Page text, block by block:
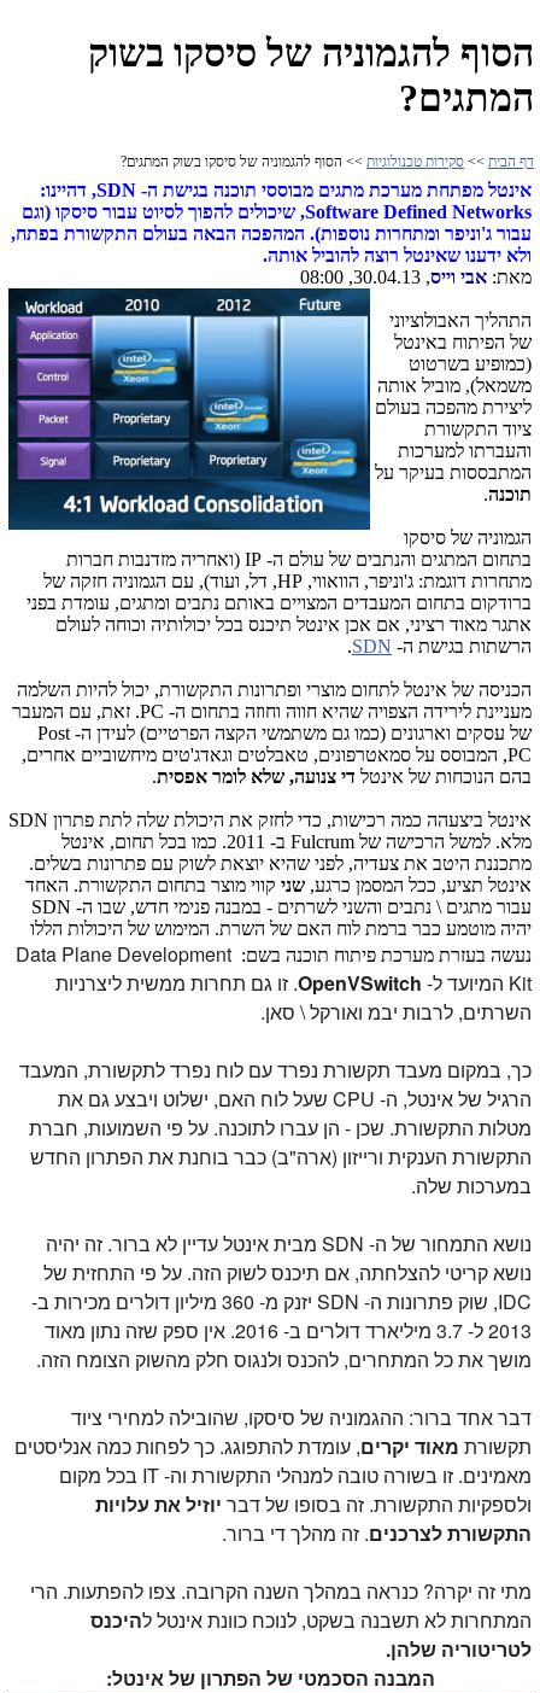
הסוף להגמוניה של סיסקו בשוק
המתגים?
דף הבית >> סקירות טכנולוגיות >> הסוף להגמוניה של סיסקו בשוק המתגים?
אינטל מפתחת מערכת מתגים מבוססי תוכנה בגישת ה- SDN, דהיינו:
Software Defined Networks, שיכולים להפוך לסיוט עבור סיסקו (וגם
עבור ג'וניפר ומתחרות נוספות). המהפכה הבאה בעולם התקשורת בפתח,
ולא ידענו שאינטל רוצה להוביל אותה.
מאת: אבי וייס, 30.04.13, 08:00
התהליך האבולוציוני
של הפיתוח באינטל
(כמופיע בשרטוט
משמאל), מוביל אותה
ליצירת מהפכה בעולם
ציוד התקשורת
והעברתו למערכות
המתבססות בעיקר על
תוכנה.
הגמוניה של סיסקו
בתחום המתגים והנתבים של עולם ה- IP (ואחריה מזדנבות חברות
מתחרות דוגמת: ג'וניפר, הוואווי, HP, דל, ועוד), עם הגמוניה חזקה של
ברודקום בתחום המעבדים המצויים באותם נתבים ומתגים, עומדת בפני
אתגר מאוד רציני, אם אכן אינטל תיכנס בכל יכולותיה וכוחה לעולם
הרשתות בגישת ה- SDN
.
הכניסה של אינטל לתחום מוצרי ופתרונות התקשורת, יכול להיות השלמה
מעניינת לירידה הצפויה שהיא חווה וחוזה בתחום ה- PC. זאת, עם המעבר
של עסקים וארגונים (כמו גם משתמשי הקצה הפרטיים) לעידן ה- Post
PC, המבוסס על סמאטרפונים, טאבלטים וגאדג'טים מיחשוביים אחרים,
בהם הנוכחות של אינטל די צנועה, שלא לומר אפסית.
אינטל ביצעהה כמה רכישות, כדי לחזק את היכולת שלה לתת פתרון SDN
מלא. למשל הרכישה של Fulcrum ב- 2011. כמו בכל תחום, אינטל
מתכננת היטב את צעדיה, לפני שהיא יוצאת לשוק עם פתרונות בשלים.
אינטל תציע, ככל המסמן כרגע, שני קווי מוצר בתחום התקשורת. האחד
עבור מתגים \ נתבים והשני לשרתים - במבנה פנימי חדש, שבו ה- SDN
יהיה מוטמע כבר ברמת לוח האם של השרת. המימוש של היכולות הללו
נעשה בעזרת מערכת פיתוח תוכנה בשם: Data Plane Development
Kit המיועד ל-
OpenVSwitch. זו גם תחרות ממשית ליצרניות
השרתים, לרבות יבמ ואורקל \ סאן.
כך, במקום מעבד תקשורת נפרד עם לוח נפרד לתקשורת, המעבד
הרגיל של אינטל, ה- CPU שעל לוח האם, ישלוט ויבצע גם את
מטלות התקשורת. שכן - הן עברו לתוכנה. על פי השמועות, חברת
התקשורת הענקית ורייזון (ארה"ב) כבר בוחנת את הפתרון החדש
במערכות שלה.
נושא התמחור של ה- SDN מבית אינטל עדיין לא ברור. זה יהיה
נושא קריטי להצלחתה, אם תיכנס לשוק הזה. על פי התחזית של
IDC, שוק פתרונות ה- SDN יזנק מ- 360 מיליון דולרים מכירות ב-
2013 ל- 3.7 מיליארד דולרים ב- 2016. אין ספק שזה נתון מאוד
מושך את כל המתחרים, להכנס ולנגוס חלק מהשוק הצומח הזה.
דבר אחד ברור: ההגמוניה של סיסקו, שהובילה למחירי ציוד
תקשורת מאוד יקרים, עומדת להתפוגג. כך לפחות כמה אנליסטים
מאמינים. זו בשורה טובה למנהלי התקשורת וה- IT בכל מקום
ולספקיות התקשורת. זה בסופו של דבר יוזיל את עלויות
התקשורת לצרכנים. זה מהלך די ברור.
מתי זה יקרה? כנראה במהלך השנה הקרובה. צפו להפתעות. הרי
המתחרות לא תשבנה בשקט, לנוכח כוונת אינטל להיכנס
לטריטוריה שלהן.
המבנה הסכמטי של הפתרון של אינטל: